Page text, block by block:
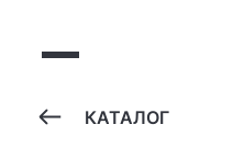
КАТАЛОГ